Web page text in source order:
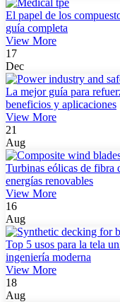
El papel de los
guía completa
View More
17
Dec
La mejor guía para
beneficios y aplicaciones
View More
21
Aug
Turbinas eólicas de fibra
energías renovables
View More
16
Aug
Top 5 usos para la tela
ingeniería moderna
View More
18
Aug